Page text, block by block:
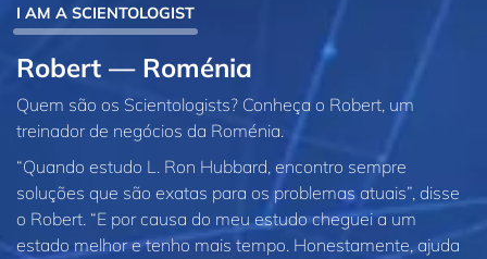
I AM A SCIENTOLOGIST
Robert — Roménia
Quem são os Scientologists? Conheça o Robert, um
treinador de negócios da Roménia.
“Quando estudo L. Ron Hubbard, encontro sempre
soluções que são exatas para os problemas atuais”, disse
o Robert. “E por causa do meu estudo cheguei a um
estado melhor e tenho mais tempo. Honestamente, ajuda